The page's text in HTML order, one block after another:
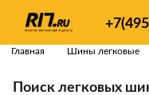
Главная Шины легковые
Поиск легковых